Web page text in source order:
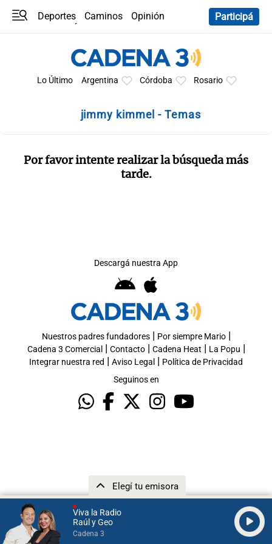
Viva la Radio
Raúl y Geo
Cadena 3
Elegí tu emisora
Deportes Caminos
Opinión
Participá
Lo Último Argentina Córdoba Rosario
jimmy kimmel - Temas
Por favor intente realizar la búsqueda más
tarde.
Descargá nuestra App
Nuestros padres fundadores| Por siempre Mario|
Cadena 3 Comercial | Contacto| Cadena Heat | La Popu |
Integrar nuestra red | Aviso Legal | Política de Privacidad
Seguinos en